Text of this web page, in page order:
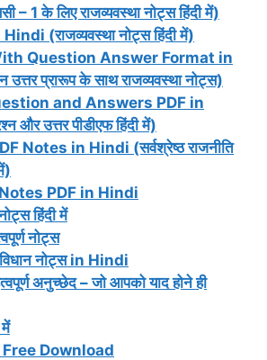
– 1 के लिए राजव्यवस्था नोट्स हिंदी में)
(राजव्यवस्था नोट्स हिंदी में)
Question Answer Format in
उत्तर प्रारूप के साथ राजव्यवस्था नोट्स)
and Answers PDF in
और उत्तर पीडीएफ हिंदी में)
Notes in Hindi (सर्वश्रेष्ठ राजनीति
Notes PDF in Hindi
हिंदी में
नोट्स
नोट्स in Hindi
अनुच्छेद – जो आपको याद होने ही
में
Free Download